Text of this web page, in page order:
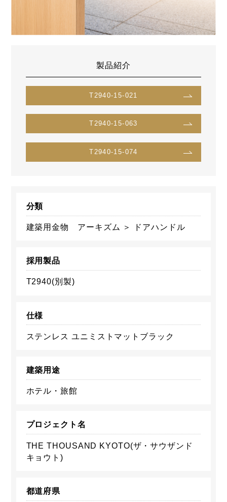
製品紹介
T2940-15-021
T2940-15-063
T2940-15-074
分類
建築用金物 アーキズム ＞ ドアハンドル
採用製品
T2940(別製)
仕様
ステンレス ユニミストマットブラック
建築用途
ホテル・旅館
プロジェクト名
THE THOUSAND KYOTO(ザ・サウザンド
キョウト)
都道府県